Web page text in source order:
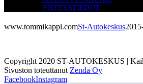
YHTEYSTIEDOT
www.tommikappi.comSt-Autokeskus
Copyright 2020 ST-AUTOKESKUS |
Sivuston toteuttanut Zenda Oy
FacebookInstagram